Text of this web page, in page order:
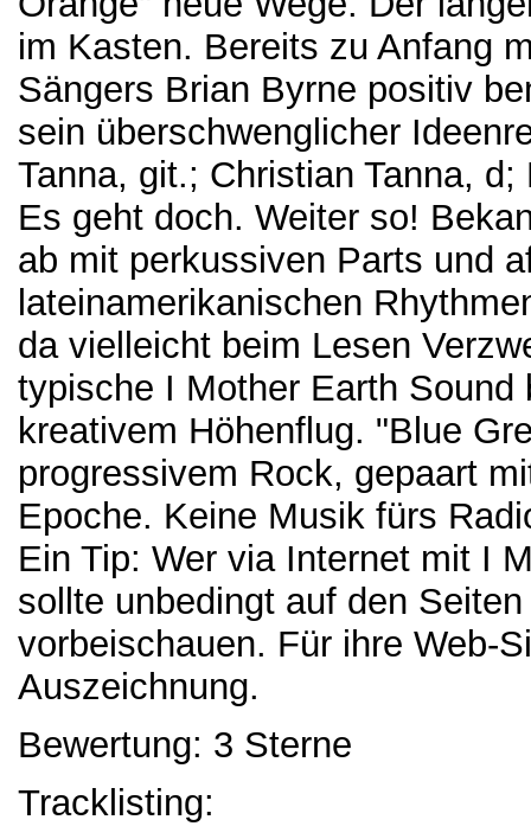
im Kasten. Bereits zu Anfang
Sängers Brian Byrne positiv
sein überschwenglicher
Tanna, git.; Christian Tanna,
Es geht doch. Weiter so!
ab mit perkussiven Parts und
lateinamerikanischen
da vielleicht beim Lesen
typische I Mother Earth
kreativem Höhenflug. "Blue
progressivem Rock, gepaart
Epoche. Keine Musik fürs
Ein Tip: Wer via Internet mit I
sollte unbedingt auf den
vorbeischauen. Für ihre Web-
Auszeichnung.
Bewertung: 3 Sterne
Tracklisting: